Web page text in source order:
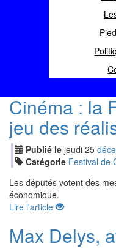
Cinéma : la
jeu des
Publié le jeudi 25 déc
Catégorie Festival de
Les députés votent des
économique.
Lire l'article
Max Delys,